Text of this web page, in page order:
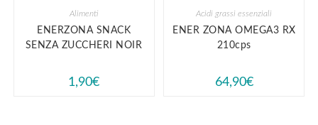
Alimenti
ENERZONA SNACK
SENZA ZUCCHERI NOIR
1,90€
Acidi grassi essenziali
ENER ZONA OMEGA3 RX
210cps
64,90€